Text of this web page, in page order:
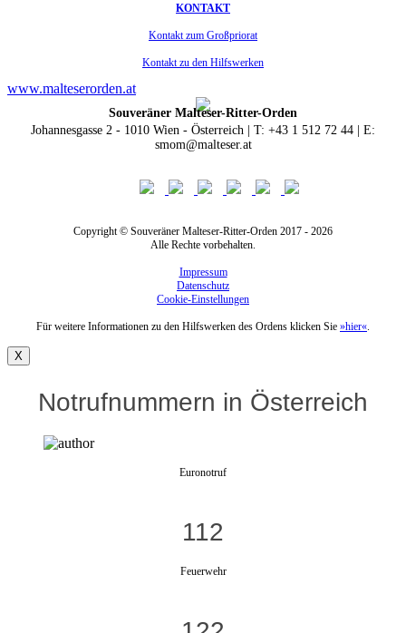
KONTAKT
Kontakt zum Großpriorat
Kontakt zu den Hilfswerken
www.malteserorden.at
Souveräner Malteser-Ritter-Orden
Johannesgasse 2 - 1010 Wien - Österreich | T: +43 1 512 72 44 | E:
smom@malteser.at
Copyright © Souveräner Malteser-Ritter-Orden 2017 - 2026
Alle Rechte vorbehalten.
Impressum
Datenschutz
Cookie-Einstellungen
Für weitere Informationen zu den Hilfswerken des Ordens klicken Sie »hier«.
X
Notrufnummern in Österreich
Euronotruf
112
Feuerwehr